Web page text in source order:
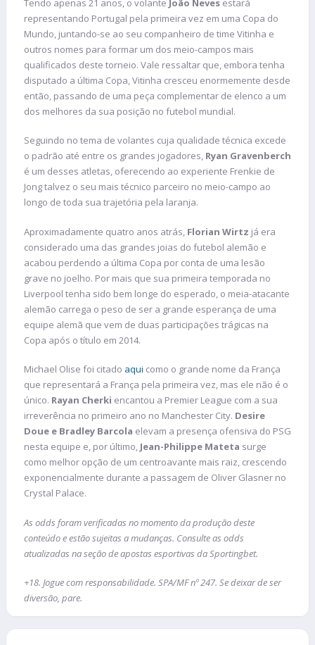
Tendo apenas 21 anos, o volante João Neves estará
representando Portugal pela primeira vez em uma Copa do
Mundo, juntando-se ao seu companheiro de time Vitinha e
outros nomes para formar um dos meio-campos mais
qualificados deste torneio. Vale ressaltar que, embora tenha
disputado a última Copa, Vitinha cresceu enormemente desde
então, passando de uma peça complementar de elenco a um
dos melhores da sua posição no futebol mundial.
Seguindo no tema de volantes cuja qualidade técnica excede
o padrão até entre os grandes jogadores, Ryan Gravenberch
é um desses atletas, oferecendo ao experiente Frenkie de
Jong talvez o seu mais técnico parceiro no meio-campo ao
longo de toda sua trajetória pela laranja.
Aproximadamente quatro anos atrás, Florian Wirtz já era
considerado uma das grandes joias do futebol alemão e
acabou perdendo a última Copa por conta de uma lesão
grave no joelho. Por mais que sua primeira temporada no
Liverpool tenha sido bem longe do esperado, o meia-atacante
alemão carrega o peso de ser a grande esperança de uma
equipe alemã que vem de duas participações trágicas na
Copa após o título em 2014.
Michael Olise foi citado aqui como o grande nome da França
que representará a França pela primeira vez, mas ele não é o
único. Rayan Cherki encantou a Premier League com a sua
irreverência no primeiro ano no Manchester City. Desire
Doue e Bradley Barcola elevam a presença ofensiva do PSG
nesta equipe e, por último, Jean-Philippe Mateta surge
como melhor opção de um centroavante mais raiz, crescendo
exponencialmente durante a passagem de Oliver Glasner no
Crystal Palace.
As odds foram verificadas no momento da produção deste
conteúdo e estão sujeitas a mudanças. Consulte as odds
atualizadas na seção de apostas esportivas da Sportingbet.
+18. Jogue com responsabilidade. SPA/MF nº 247. Se deixar de ser
diversão, pare.